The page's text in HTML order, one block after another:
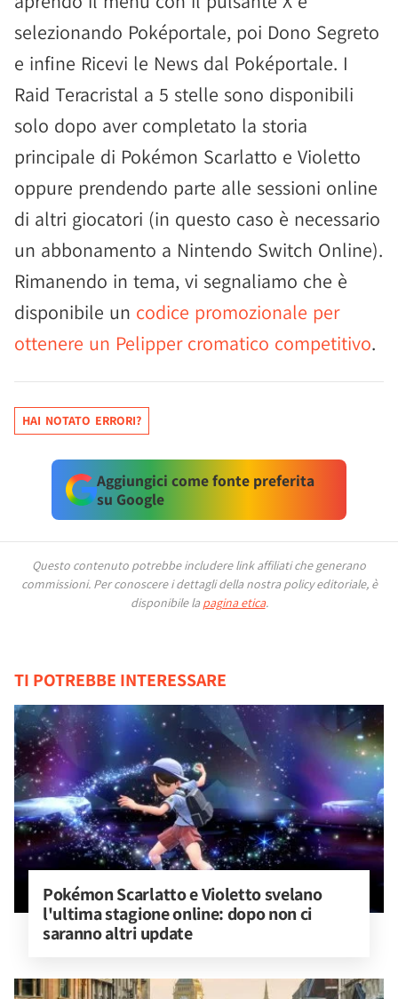
selezionando Poképortale, poi Dono Segreto
e infine Ricevi le News dal Poképortale. I
Raid Teracristal a 5 stelle sono disponibili
solo dopo aver completato la storia
principale di Pokémon Scarlatto e Violetto
oppure prendendo parte alle sessioni online
di altri giocatori (in questo caso è necessario
un abbonamento a Nintendo Switch Online).
Rimanendo in tema, vi segnaliamo che è
disponibile un codice promozionale per
ottenere un Pelipper cromatico competitivo.
HAI NOTATO ERRORI?
Aggiungici come fonte preferita
su Google
Questo contenuto potrebbe includere link affiliati che generano
commissioni. Per conoscere i dettagli della nostra policy editoriale, è
disponibile la pagina etica.
TI POTREBBE INTERESSARE
Pokémon Scarlatto e Violetto svelano
l'ultima stagione online: dopo non ci
saranno altri update